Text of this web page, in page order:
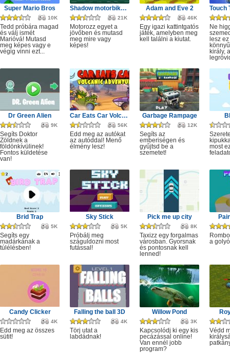
Super Mario Bros
10K
Tedd próbára magad
és válj ismét
Marióvá! Mutasd
meg képes vagy e
végig vinni ezt...
Shadow motorbike rider game
21K
Motorozz egyet a
jövőben és mutasd
meg mire vagy
képes!
Adam and Eve 2
46K
Egy igazi kattintgatós
játék, amelyben meg
kell találni a kiutat.
Ne
lesz
király,
Dr Green Alien
9K
Segíts Doktor
Zöldnek a
földönkívülinek!
Fontos küldetése
van!
Car Eats Car Volcanic Adventure
56K
Edd meg az autókat
az autóddal! Menő
élmény lesz!
Garbage Rampage
12K
Segíts az
emberiségen és
gyűjtsd be a
szemetet!
most
Brid Trap
5K
Segíts egy
madárkának a
túlélésben!
Sky Stick
5K
Próbálj meg
száguldozni most
futással!
Pick me up city
8K
Taxizz egy forgalmas
városban. Gyorsnak
és pontosnak kell
lenned!
a
Candy Clicker
4K
Edd meg az összes
sütit!
Falling the ball 3D
4K
Törj utat a
labdádnak!
Willow Pond
3K
Kapcsolódj ki egy kis
pecázással online!
Van ennél jobb
program?
Védd